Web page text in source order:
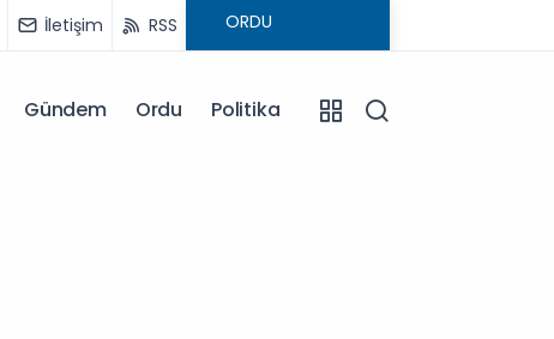
İletişim RSS
Gündem Ordu Politika